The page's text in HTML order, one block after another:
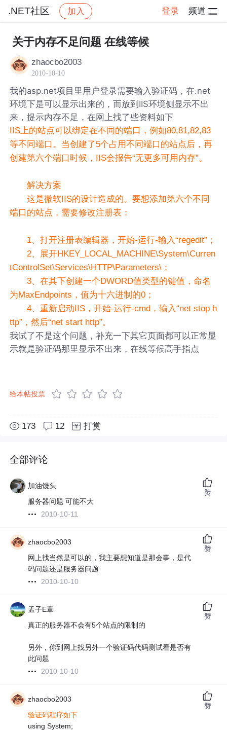
.NET社区 加入 登录 频道
社区 .NET社区 帖子详情
关于内存不足问题 在线等候
zhaocbo2003
2010-10-10
我的asp.net项目里用户登录需要输入验证码，在.net
环境下是可以显示出来的，而放到IIS环境侧显示不出
来，提示内存不足，在网上找了些资料如下
IIS上的站点可以绑定在不同的端口，例如80,81,82,83
等不同端口。当创建了5个占用不同端口的站点后，再
创建第六个端口时候，IIS会报告“无更多可用内存”。
解决方案
这是微软IIS的设计造成的。要想添加第六个不同
端口的站点，需要修改注册表：
1、打开注册表编辑器，开始-运行-输入“regedit”；
2、展开HKEY_LOCAL_MACHINE\System\Curren
tControlSet\Services\HTTP\Parameters\；
3、在其下创建一个DWORD值类型的键值，命名
为MaxEndpoints，值为十六进制的0；
4、重新启动IIS，开始-运行-cmd，输入“net stop h
ttp”，然后“net start http”。
我试了不是这个问题，补充一下其它页面都可以正常显
示就是验证码那里显示不出来，在线等候高手指点
给本帖投票
173 12 打赏
全部评论
加油馒头
服务器问题 可能不大
2010-10-11
赞
zhaocbo2003
网上找当然是可以的，我主要想知道是那会事，是代
码问题还是服务器问题
2010-10-10
赞
孟子E章
真正的服务器不会有5个站点的限制的
另外，你到网上找另外一个验证码代码测试看是否有
此问题
2010-10-10
赞
zhaocbo2003
验证码程序如下
using System;
赞